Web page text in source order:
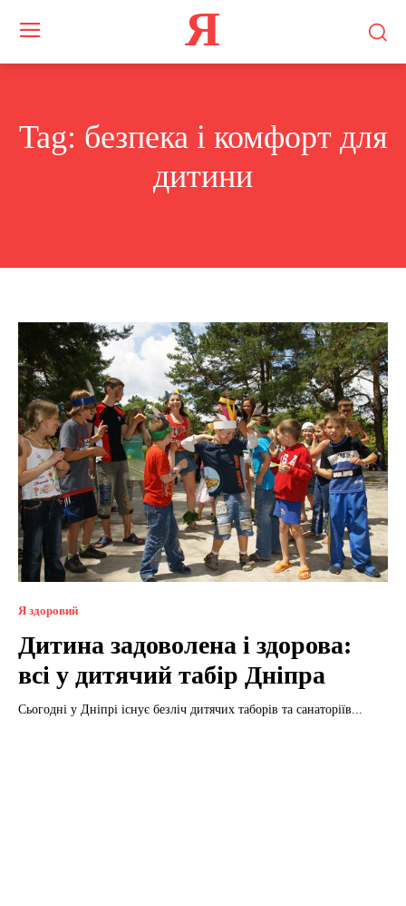
Я
Tag: безпека і комфорт для
дитини
Я здоровий
Дитина задоволена і здорова:
всі у дитячий табір Дніпра
Сьогодні у Дніпрі існує безліч дитячих таборів та санаторіїв...